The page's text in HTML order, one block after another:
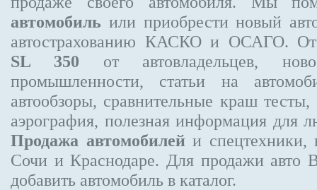
автомобиль или приобрести новый
автострахованию КАСКО и ОСАГО.
SL 350 от автовладельцев,
промышленности, статьи на
автообзоры, сравнительные краш
аэрография, полезная информация для
Продажа автомобилей и спецтехники,
Сочи и Краснодаре. Для продажи авто
добавить автомобиль в каталог.